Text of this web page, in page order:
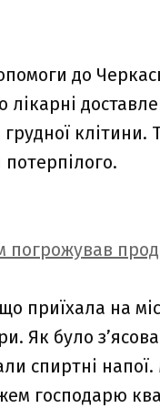
до
клітини.
приїхала на
Як було
спиртні
господарю